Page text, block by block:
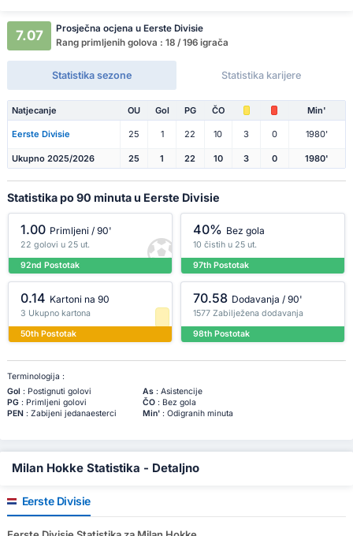
7.07
Prosječna ocjena u Eerste Divisie
Rang primljenih golova : 18 / 196 igrača
Statistika sezone Statistika karijere
Natjecanje OU Gol PG ČO Min'
Eerste Divisie 25 1 22 10 3 0 1980'
Ukupno 2025/2026 25 1 22 10 3 0 1980'
Statistika po 90 minuta u Eerste Divisie
1.00 Primljeni / 90'
22 golovi u 25 ut.
92nd Postotak
40% Bez gola
10 čistih u 25 ut.
97th Postotak
0.14 Kartoni na 90
3 Ukupno kartona
50th Postotak
70.58 Dodavanja / 90'
1577 Zabilježena dodavanja
98th Postotak
Terminologija :
Gol : Postignuti golovi As: Asistencije
PG: Primljeni golovi ČO: Bez gola
PEN: Zabijeni jedanaesterci Min': Odigranih minuta
Milan Hokke Statistika - Detaljno
Eerste Divisie